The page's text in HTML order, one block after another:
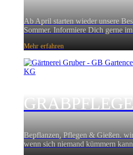
Ab April starten wieder unsere
Sommer. Informiere Dich gerne
Mehr erfahren
GRABPFLEGE
Bepflanzen, Pflegen & Gießen.
wenn sich niemand kümmern